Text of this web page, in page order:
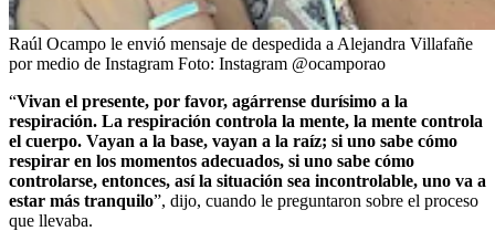
Raúl Ocampo le envió mensaje de despedida a Alejandra Villafañe
por medio de Instagram Foto: Instagram @ocamporao
“Vivan el presente, por favor, agárrense durísimo a la
respiración. La respiración controla la mente, la mente controla
el cuerpo. Vayan a la base, vayan a la raíz; si uno sabe cómo
respirar en los momentos adecuados, si uno sabe cómo
controlarse, entonces, así la situación sea incontrolable, uno va a
estar más tranquilo”, dijo, cuando le preguntaron sobre el proceso
que llevaba.